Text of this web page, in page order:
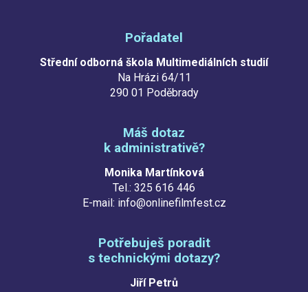
Pořadatel
Střední odborná škola Multimediálních studií
Na Hrázi 64/11
290 01 Poděbrady
Máš dotaz
k administrativě?
Monika Martínková
Tel.: 325 616 446
E-mail: info@onlinefilmfest.cz
Potřebuješ poradit
s technickými dotazy?
Jiří Petrů